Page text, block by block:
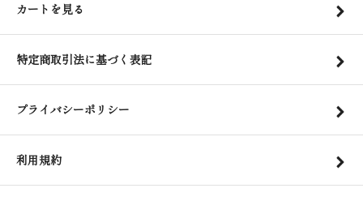
カートを見る
特定商取引法に基づく表記
プライバシーポリシー
利用規約